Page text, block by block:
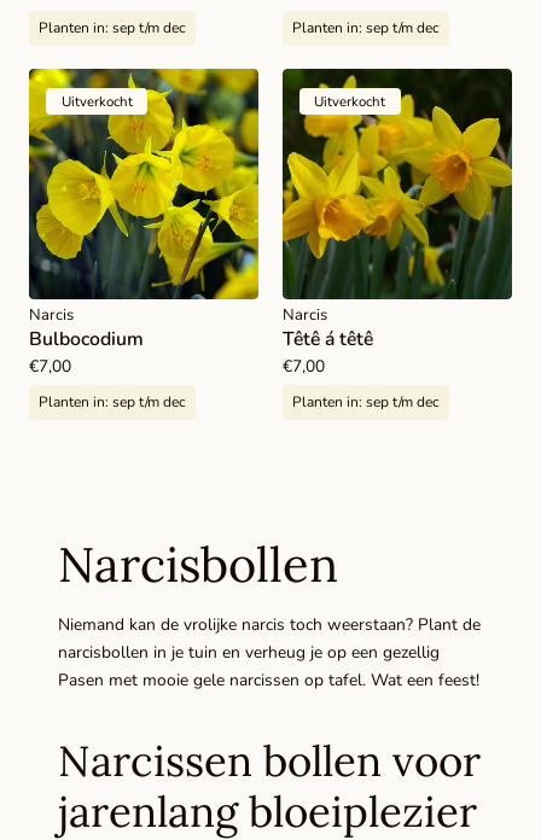
Planten in: sep t/m dec Planten in: sep t/m dec
Uitverkocht
Narcis
Bulbocodium
Normale
€7,00
Planten in: sep t/m dec
Uitverkocht
Narcis
Têtê á têtê
Normale
€7,00
Planten in: sep t/m dec
Narcisbollen
Niemand kan de vrolijke narcis toch weerstaan? Plant de
narcisbollen in je tuin en verheug je op een gezellig
Pasen met mooie gele narcissen op tafel. Wat een feest!
Narcissen bollen voor
jarenlang bloeiplezier